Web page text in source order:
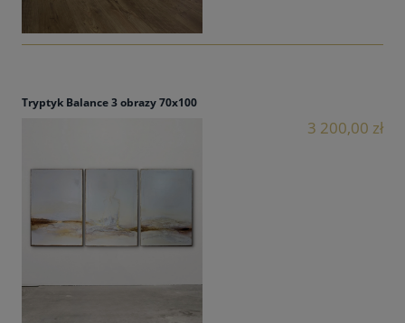
Tryptyk Balance 3 obrazy 70x100
3 200,00 zł